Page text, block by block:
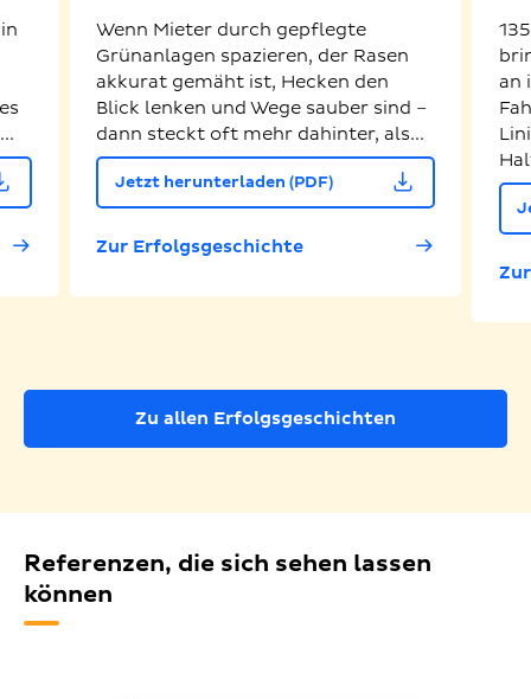
Wenn Mieter durch gepflegte
Grünanlagen spazieren, der Rasen
akkurat gemäht ist, Hecken den
Blick lenken und Wege sauber sind –
dann steckt oft mehr dahinter, als...
Jetzt herunterladen (PDF)
Zur Erfolgsgeschichte
an
Zu allen Erfolgsgeschichten
Referenzen, die sich sehen lassen
können